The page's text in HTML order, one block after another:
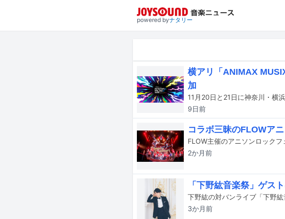
powered byナタリー
横アリ「ANIMAX
加
9日前
コラボ三昧のFLOWア
2か月前
「下野紘音楽祭」ゲス
下野紘の対バンライブ「下野
3か月前